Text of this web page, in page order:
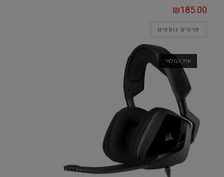
₪185.00
פרטים נוספים
אזל המלאי